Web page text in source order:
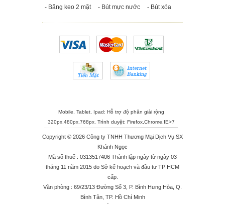
- Băng keo 2 mặt
- Bút mực nước - Bút xóa
Mobile, Tablet, Ipad: Hỗ trợ độ phân giải rộng
320px,480px,768px. Trình duyệt: Firefox,Chrome,IE>7
Copyright © 2026 Công ty TNHH Thương Mại Dịch Vụ SX
Khánh Ngọc
Mã số thuế : 0313517406 Thành lập ngày từ ngày 03
tháng 11 năm 2015 do Sở kế hoạch và đầu tư TP HCM
cấp.
Văn phòng : 69/23/13 Đường Số 3, P. Bình Hưng Hòa, Q.
Bình Tân, TP. Hồ Chí Minh